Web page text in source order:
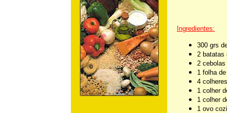
Ingredientes:
300 grs
2 batatas
2 cebolas
1 folha
4
1 colher
1 colher
1 ovo